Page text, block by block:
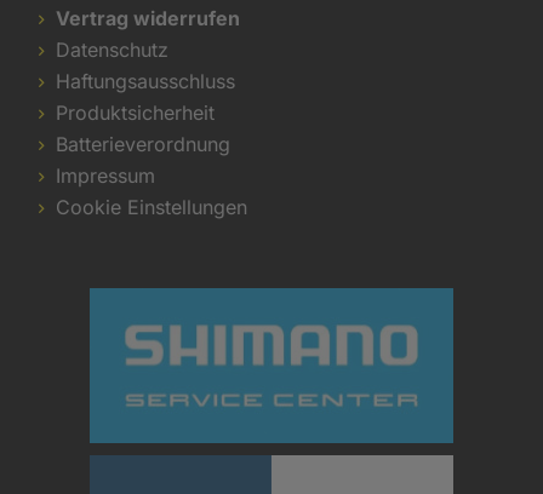
Vertrag widerrufen
Datenschutz
Haftungsausschluss
Produktsicherheit
Batterieverordnung
Impressum
Cookie Einstellungen